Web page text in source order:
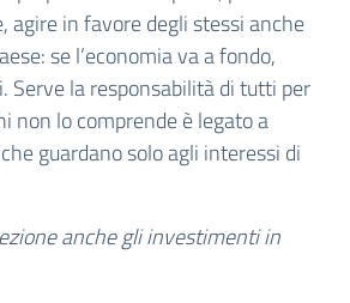
agire in favore degli stessi anche
se l’economia va a fondo,
Serve la responsabilità di tutti per
non lo comprende è legato a
guardano solo agli interessi di
anche gli investimenti in